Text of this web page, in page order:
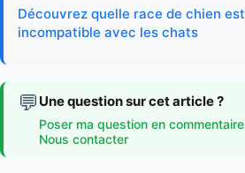
Découvrez quelle race de chien est
incompatible avec les chats
💬 Une question sur cet article ?
Poser ma question en commentaire
Nous contacter